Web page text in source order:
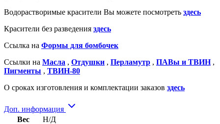
Водорастворимые красители Вы можете посмотреть здесь
Красители без разведения здесь
Ссылка на Формы для бомбочек
Ссылки на Масла , Отдушки , Перламутр , ПАВы и ТВИН,
Пигменты , ТВИН-80
О сроках изготовления и комплектации заказов здесь
Доп. информация
Вес
Н/Д